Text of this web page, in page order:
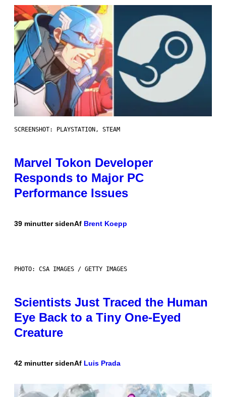
SCREENSHOT: PLAYSTATION, STEAM
Marvel Tokon Developer
Responds to Major PC
Performance Issues
39 minutter sidenAf Brent Koepp
PHOTO: CSA IMAGES / GETTY IMAGES
Scientists Just Traced the Human
Eye Back to a Tiny One-Eyed
Creature
42 minutter sidenAf Luis Prada